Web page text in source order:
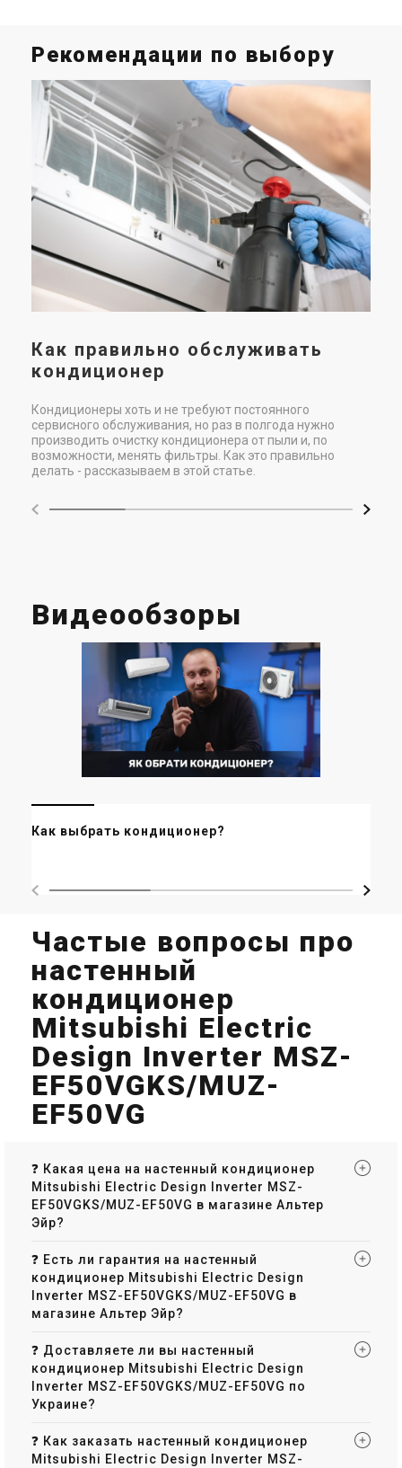
Рекомендации по выбору
Как правильно обслуживать
кондиционер
Кондиционеры хоть и не требуют постоянного
сервисного обслуживания, но раз в полгода нужно
производить очистку кондиционера от пыли и, по
возможности, менять фильтры. Как это правильно
делать - рассказываем в этой статье.
Видеообзоры
Как выбрать кондиционер?
Частые вопросы про
настенный
кондиционер
Mitsubishi Electric
Design Inverter MSZ-
EF50VGKS/MUZ-
EF50VG
❓ Какая цена на настенный кондиционер
Mitsubishi Electric Design Inverter MSZ-
EF50VGKS/MUZ-EF50VG в магазине Альтер
Эйр?
❓ Есть ли гарантия на настенный
кондиционер Mitsubishi Electric Design
Inverter MSZ-EF50VGKS/MUZ-EF50VG в
магазине Альтер Эйр?
❓ Доставляете ли вы настенный
кондиционер Mitsubishi Electric Design
Inverter MSZ-EF50VGKS/MUZ-EF50VG по
Украине?
❓ Как заказать настенный кондиционер
Mitsubishi Electric Design Inverter MSZ-